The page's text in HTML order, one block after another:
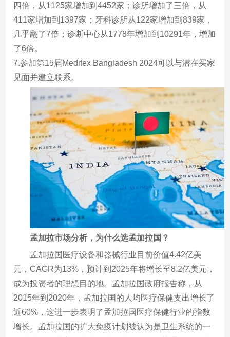
四倍，从1125家增加到4452家；诊所增加了三倍，从
411家增加到1397家；牙科诊所从122家增加到839家，
几乎翻了7倍；诊断中心从1778年增加到10291年，增加
了6倍。
7.参加第15届Meditex Bangladesh 2024可以与潜在买家
见面并建立联系。
孟加拉市场分析，为什么选孟加拉国？
孟加拉国医疗设备和器械行业目前价值4.42亿美
元，CAGR为13%，预计到2025年将增长至8.2亿美元，
成为投资者的理想目的地。孟加拉国政府报告称，从
2015年到2020年，孟加拉国的人均医疗保健支出增长了
近60%，这进一步表明了孟加拉国医疗保健行业的指数
增长。孟加拉国的扩大免疫计划被认为是卫生系统的一